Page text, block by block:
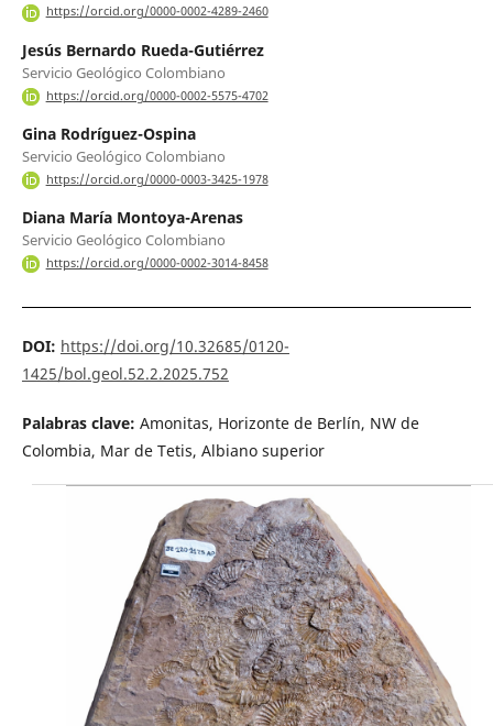
https://orcid.org/0000-0002-4289-2460
Jesús Bernardo Rueda-Gutiérrez
Servicio Geológico Colombiano
https://orcid.org/0000-0002-5575-4702
Gina Rodríguez-Ospina
Servicio Geológico Colombiano
https://orcid.org/0000-0003-3425-1978
Diana María Montoya-Arenas
Servicio Geológico Colombiano
https://orcid.org/0000-0002-3014-8458
DOI: https://doi.org/10.32685/0120-
1425/bol.geol.52.2.2025.752
Palabras clave: Amonitas, Horizonte de Berlín, NW de
Colombia, Mar de Tetis, Albiano superior